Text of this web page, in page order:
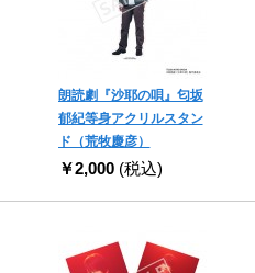
朗読劇『沙耶の唄』匂坂
郁紀等身アクリルスタン
ド（荒牧慶彦）
￥2,000 (税込)